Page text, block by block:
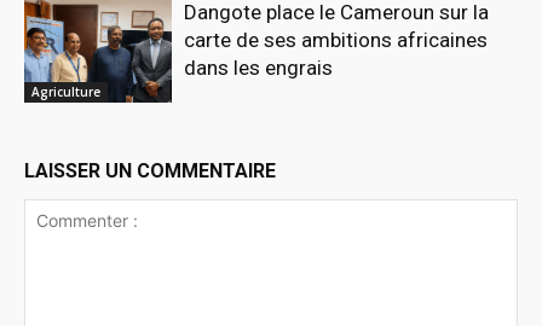
Agriculture
Dangote place le Cameroun sur la
carte de ses ambitions africaines
dans les engrais
LAISSER UN COMMENTAIRE